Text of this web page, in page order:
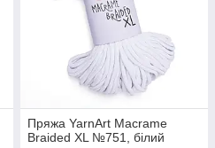
Пряжа YarnArt Macrame
Braided XL №751, білий